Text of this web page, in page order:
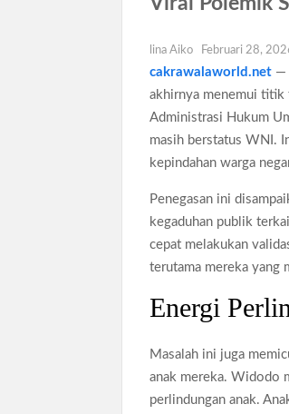
Dokter Ungkap
Sidang MK Bahas
Box Office
lina Aiko Februari 28,
cakrawalaworld.net —
akhirnya menemui titik
Administrasi Hukum
masih berstatus WNI.
kepindahan warga
Penegasan ini
kegaduhan publik
cepat melakukan
terutama mereka yang
Energi
Masalah ini juga
anak mereka. Widodo
perlindungan anak.